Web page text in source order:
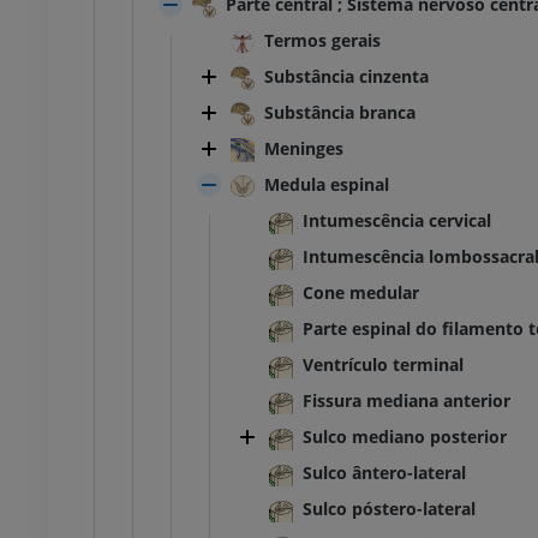
Termos gerais
Substância cinzenta
Substância branca
Meninges
Medula espinal
Intumescência cervical
Intumescência lombossacral
Cone medular
Parte espinal do filamento
Ventrículo terminal
Fissura mediana anterior
Sulco mediano posterior
Sulco ântero-lateral
Sulco póstero-lateral
IRM do tornozelo
IRM
Antepé IRM
IRM
IRM do membro inferior
IRM
PREMIUM
Radiografias do membro
inferior
Radiografias
Membro inferior